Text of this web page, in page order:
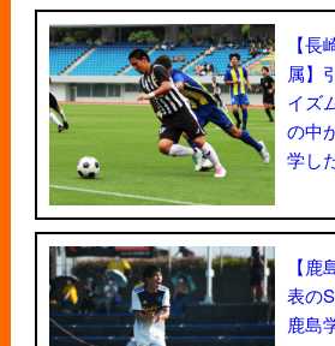
【
属】
イズ
の中
学し
【
表の
鹿島